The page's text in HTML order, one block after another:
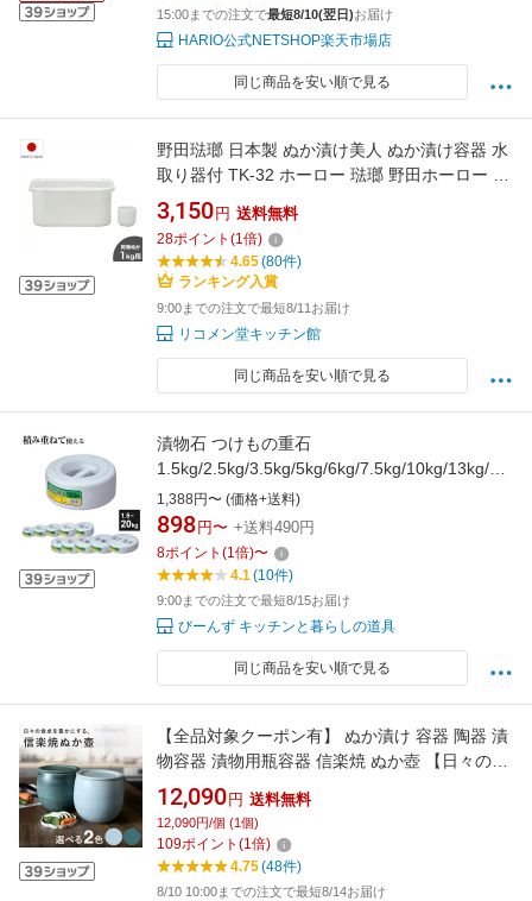
15:00までの注文で最短8/10(翌日)お届け
HARIO公式NETSHOP楽天市場店
同じ商品を安い順で見る
野田琺瑯 日本製 ぬか漬け美人 ぬか漬け容器 水
取り器付 TK-32 ホーロー 琺瑯 野田ホーロー 水
抜き 漬け物 漬物 保存容器 冷蔵庫用 低温保存
ぬか漬けポット ホーロー容器 白 ホワイト おし
ゃれ【送料無料】
3,150 円 送料無料
28ポイント (1倍)
4.65(80件)
ランキング入賞
9:00までの注文で最短8/11お届け
リコメン堂キッチン館
同じ商品を安い順で見る
漬物石 つけもの重石
1.5kg/2.5kg/3.5kg/5kg/6kg/7.5kg/10kg/13kg/15
kg/20kg ｜ つけもの石 重し 重石 漬け物 おもし
重り おもり 梅干し 大根 漬物 白菜 漬け物石 持
ち手付き 持ちやすい
1,388円〜 (価格+送料)
898 円〜 +送料490円
8ポイント (1倍)〜
4.1(10件)
9:00までの注文で最短8/15お届け
びーんず キッチンと暮らしの道具
同じ商品を安い順で見る
【全品対象クーポン有】 ぬか漬け 容器 陶器 漬
物容器 漬物用瓶容器 信楽焼 ぬか壺 【日々の食
卓を豊かにする。信楽焼ぬか壺】（ラッピン
グ・熨斗不可） 【レビューキャンペーン実施
中】
12,090 円 送料無料
12,090円/個 (1個)
109ポイント (1倍)
4.75(48件)
8/10 10:00までの注文で最短8/14お届け